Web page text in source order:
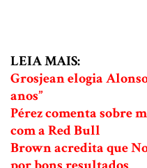
LEIA MAIS:
Grosjean elogia
anos”
Pérez comenta sobre
com a Red Bull
Brown acredita que